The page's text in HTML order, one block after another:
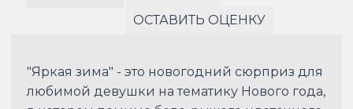
ОСТАВИТЬ ОЦЕНКУ
"Яркая зима" - это новогодний сюрприз для
любимой девушки на тематику Нового года,